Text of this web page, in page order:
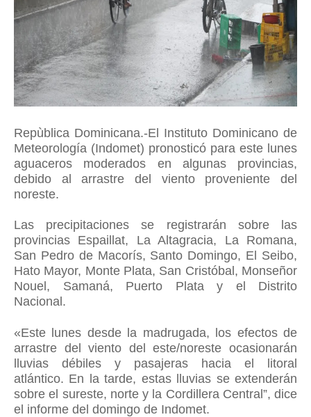
Repùblica Dominicana.-El Instituto Dominicano de
Meteorología (Indomet) pronosticó para este lunes
aguaceros moderados en algunas provincias,
debido al arrastre del viento proveniente del
noreste.
Las precipitaciones se registrarán sobre las
provincias Espaillat, La Altagracia, La Romana,
San Pedro de Macorís, Santo Domingo, El Seibo,
Hato Mayor, Monte Plata, San Cristóbal, Monseñor
Nouel, Samaná, Puerto Plata y el Distrito
Nacional.
«Este lunes desde la madrugada, los efectos de
arrastre del viento del este/noreste ocasionarán
lluvias débiles y pasajeras hacia el litoral
atlántico. En la tarde, estas lluvias se extenderán
sobre el sureste, norte y la Cordillera Central”, dice
el informe del domingo de Indomet.